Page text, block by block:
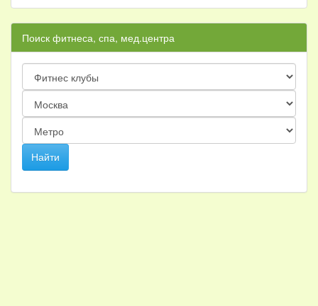
Поиск фитнеса, спа, мед.центра